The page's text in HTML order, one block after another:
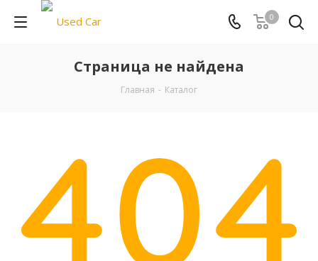
0
Страница не найдена
Главная - Каталог